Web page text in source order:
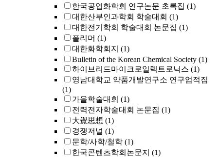
한국공업화학회 연구논문 초록집 (1)
대한산부인과학회 학술대회 (1)
대한전기학회 학술대회 논문집 (1)
폴리머 (1)
대한화학회지 (1)
Bulletin of the Korean Chemical Society (1)
하이브리드마이크로일렉트로닉스 (1)
영남대학교 약품개발연구소 연구업적집
(1)
가을학술대회 (1)
전력전자학술대회 논문집 (1)
大覺思想 (1)
경쟁저널 (1)
문학/사학/철학 (1)
한국콘텐츠학회논문지 (1)